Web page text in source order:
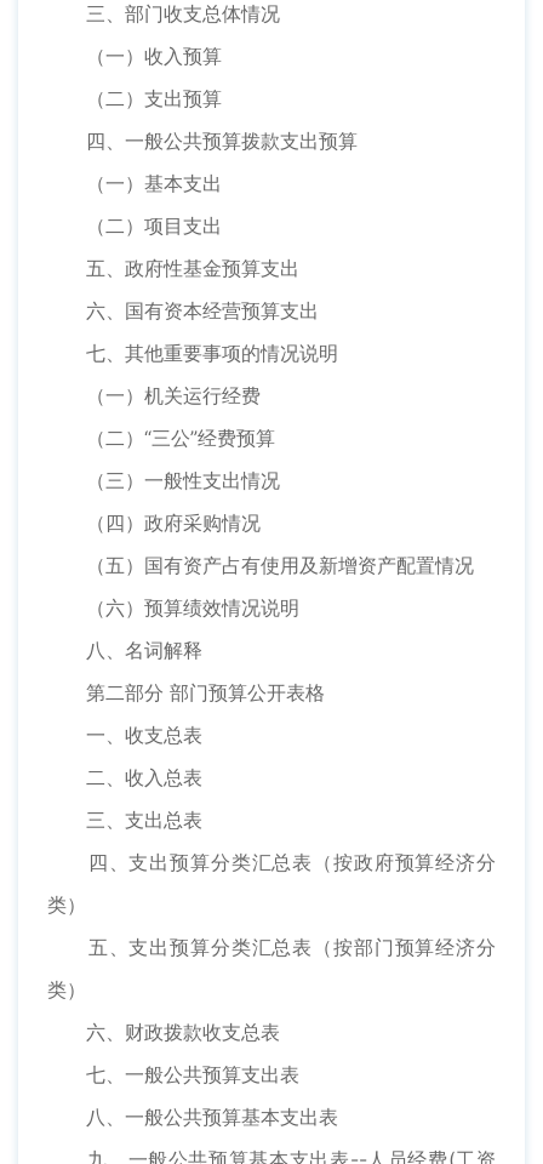
三、部门收支总体情况
（一）收入预算
（二）支出预算
四、一般公共预算拨款支出预算
（一）基本支出
（二）项目支出
五、政府性基金预算支出
六、国有资本经营预算支出
七、其他重要事项的情况说明
（一）机关运行经费
（二）“三公”经费预算
（三）一般性支出情况
（四）政府采购情况
（五）国有资产占有使用及新增资产配置情况
（六）预算绩效情况说明
八、名词解释
第二部分 部门预算公开表格
一、收支总表
二、收入总表
三、支出总表
四、支出预算分类汇总表（按政府预算经济分
类）
五、支出预算分类汇总表（按部门预算经济分
类）
六、财政拨款收支总表
七、一般公共预算支出表
八、一般公共预算基本支出表